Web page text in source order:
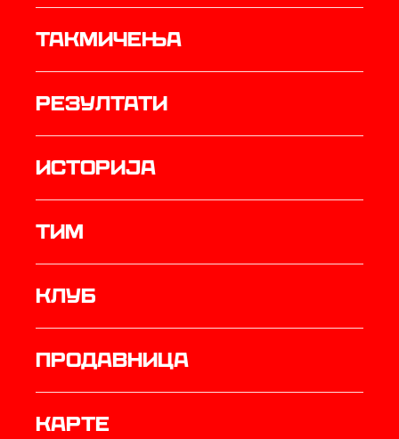
Такмичења
резултати
историја
ТИМ
Клуб
продавница
Карте